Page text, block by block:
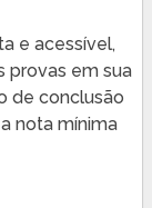
e acessível,
provas em sua
de conclusão
nota mínima